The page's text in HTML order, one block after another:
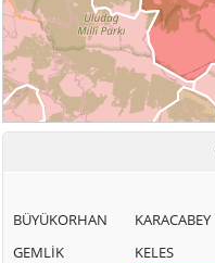
BÜYÜKORHAN
GEMLİK
KARACABEY
KELES